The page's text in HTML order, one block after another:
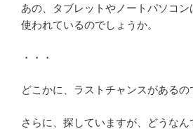
あの、タブレットやノートパソコン
使われているのでしょうか。
・・・
どこかに、ラストチャンスがあるの
さらに、探していますが、どうなん